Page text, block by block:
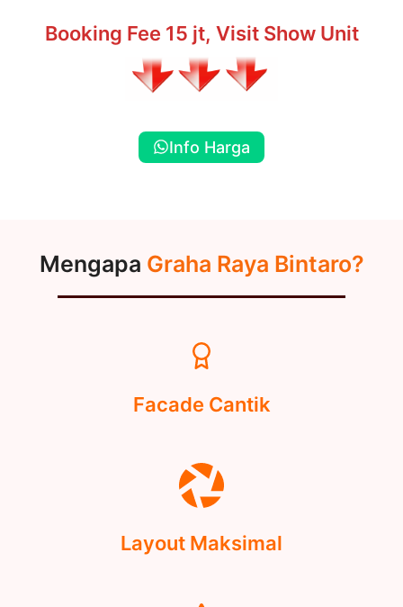
Booking Fee 15 jt, Visit Show Unit
Info Harga
Mengapa Graha Raya Bintaro?
Facade Cantik
Layout Maksimal